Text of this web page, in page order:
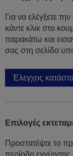
Για να ελέγξετε
κάντε κλικ στο
παρακάτω και
σας στη σελίδα
Έλεγχος
Επιλογές
Προστατέψτε το